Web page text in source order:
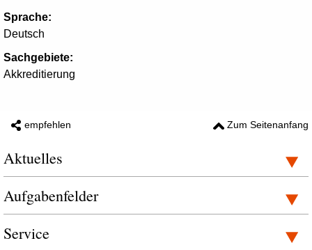
Sprache:
Deutsch
Sachgebiete:
Akkreditierung
empfehlen Zum Seitenanfang
Aktuelles
Aufgabenfelder
Service